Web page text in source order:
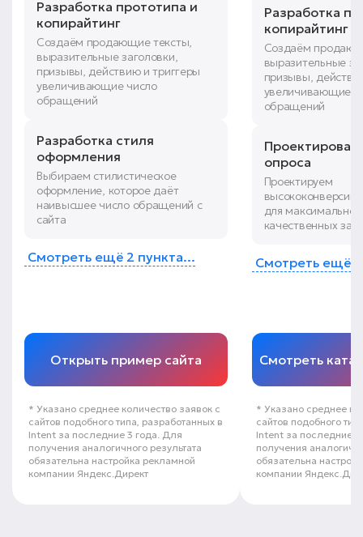
Разработка прототипа и
копирайтинг
Создаём продающие тексты,
выразительные заголовки,
призывы, действию и триггеры
увеличивающие число
обращений
Разработка стиля
оформления
Выбираем стилистическое
оформление, которое даёт
наивысшее число обращений с
сайта
Смотреть ещё 2 пункта...
Открыть пример сайта
* Указано среднее количество заявок с
сайтов подобного типа, разработанных в
Intent за последние 3 года. Для
получения аналогичного результата
обязательна настройка рекламной
компании Яндекс.Директ
Разработка
копирайтинг
Создаём
выразительные
призывы,
увеличивающие
обращений
опроса
Проектируем
для
качественных
Смотреть ещё
Смотреть
* Указано среднее
сайтов подобного
Intent за последние
получения
обязательна
компании